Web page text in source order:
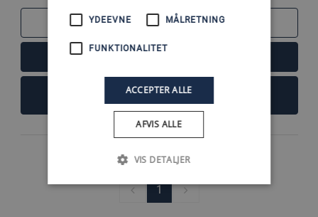
SAMMENLIGN
FØJ TIL KURV
1
YDEEVNE MÅLRETNING
FUNKTIONALITET
ACCEPTER ALLE
AFVIS ALLE
VIS DETALJER